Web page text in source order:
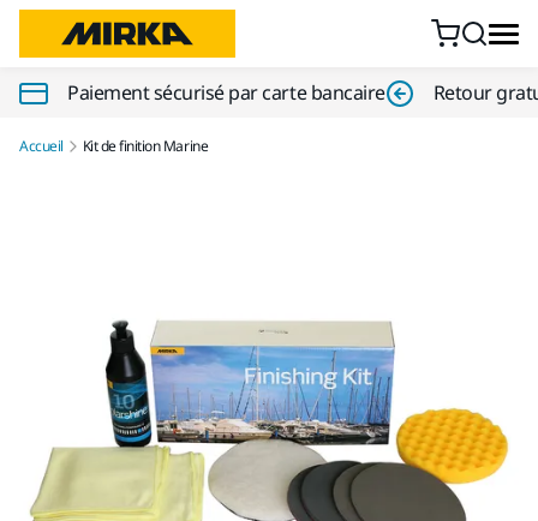
Paiement sécurisé par carte bancaire Retour
Accueil Kit de finition Marine